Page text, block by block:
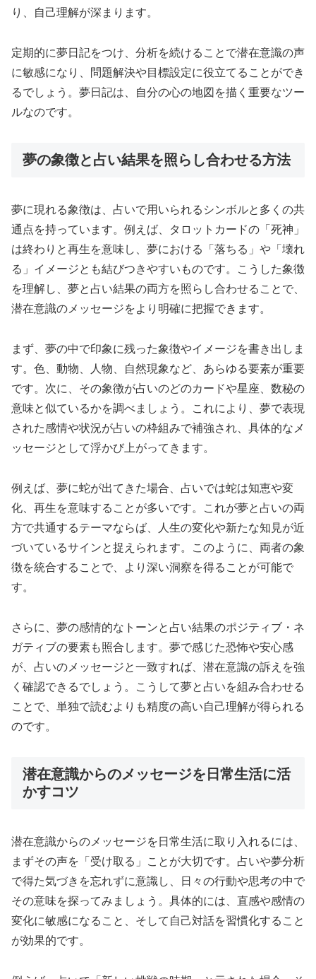
り、自己理解が深まります。
定期的に夢日記をつけ、分析を続けることで潜在意識の声
に敏感になり、問題解決や目標設定に役立てることができ
るでしょう。夢日記は、自分の心の地図を描く重要なツー
ルなのです。
夢の象徴と占い結果を照らし合わせる方法
夢に現れる象徴は、占いで用いられるシンボルと多くの共
通点を持っています。例えば、タロットカードの「死神」
は終わりと再生を意味し、夢における「落ちる」や「壊れ
る」イメージとも結びつきやすいものです。こうした象徴
を理解し、夢と占い結果の両方を照らし合わせることで、
潜在意識のメッセージをより明確に把握できます。
まず、夢の中で印象に残った象徴やイメージを書き出しま
す。色、動物、人物、自然現象など、あらゆる要素が重要
です。次に、その象徴が占いのどのカードや星座、数秘の
意味と似ているかを調べましょう。これにより、夢で表現
された感情や状況が占いの枠組みで補強され、具体的なメ
ッセージとして浮かび上がってきます。
例えば、夢に蛇が出てきた場合、占いでは蛇は知恵や変
化、再生を意味することが多いです。これが夢と占いの両
方で共通するテーマならば、人生の変化や新たな知見が近
づいているサインと捉えられます。このように、両者の象
徴を統合することで、より深い洞察を得ることが可能で
す。
さらに、夢の感情的なトーンと占い結果のポジティブ・ネ
ガティブの要素も照合します。夢で感じた恐怖や安心感
が、占いのメッセージと一致すれば、潜在意識の訴えを強
く確認できるでしょう。こうして夢と占いを組み合わせる
ことで、単独で読むよりも精度の高い自己理解が得られる
のです。
潜在意識からのメッセージを日常生活に活
かすコツ
潜在意識からのメッセージを日常生活に取り入れるには、
まずその声を「受け取る」ことが大切です。占いや夢分析
で得た気づきを忘れずに意識し、日々の行動や思考の中で
その意味を探ってみましょう。具体的には、直感や感情の
変化に敏感になること、そして自己対話を習慣化すること
が効果的です。